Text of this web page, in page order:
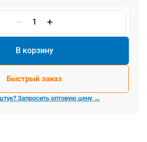
В корзину
Быстрый заказ
Запросить оптовую цену →